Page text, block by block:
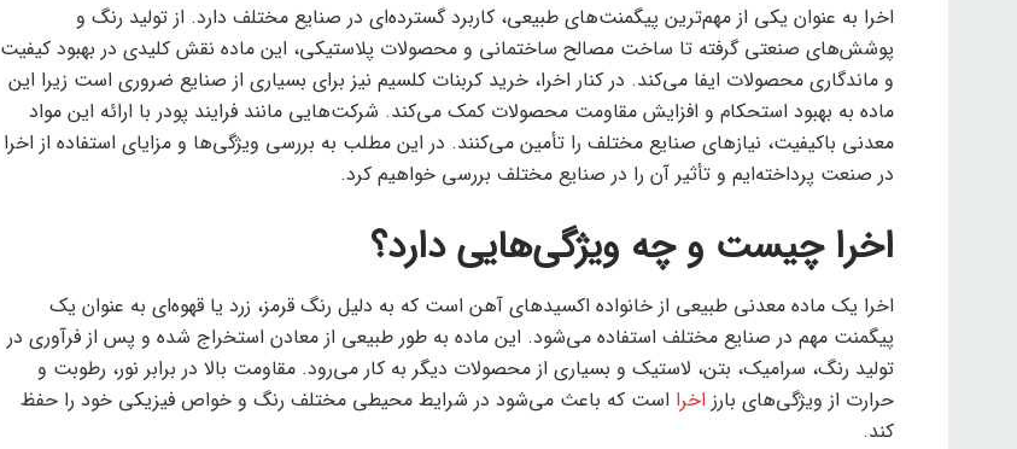
اخرا به عنوان یکی از مهم‌ترین پیگمنت‌های طبیعی، کاربرد گسترده‌ای در صنایع مختلف دارد. از تولید رنگ و
پوشش‌های صنعتی گرفته تا ساخت مصالح ساختمانی و محصولات پلاستیکی، این ماده نقش کلیدی در بهبود کیفیت
و ماندگاری محصولات ایفا می‌کند. در کنار اخرا، خرید کربنات کلسیم نیز برای بسیاری از صنایع ضروری است زیرا این
ماده به بهبود استحکام و افزایش مقاومت محصولات کمک می‌کند. شرکت‌هایی مانند فرایند پودر با ارائه این مواد
معدنی باکیفیت، نیازهای صنایع مختلف را تأمین می‌کنند. در این مطلب به بررسی ویژگی‌ها و مزایای استفاده از اخرا
در صنعت پرداخته‌ایم و تأثیر آن را در صنایع مختلف بررسی خواهیم کرد.
اخرا چیست و چه ویژگی‌هایی دارد؟
اخرا یک ماده معدنی طبیعی از خانواده اکسیدهای آهن است که به دلیل رنگ قرمز، زرد یا قهوه‌ای به عنوان یک
پیگمنت مهم در صنایع مختلف استفاده می‌شود. این ماده به طور طبیعی از معادن استخراج شده و پس از فرآوری در
تولید رنگ، سرامیک، بتن، لاستیک و بسیاری از محصولات دیگر به کار می‌رود. مقاومت بالا در برابر نور، رطوبت و
حرارت از ویژگی‌های بارز اخرا است که باعث می‌شود در شرایط محیطی مختلف رنگ و خواص فیزیکی خود را حفظ
کند.